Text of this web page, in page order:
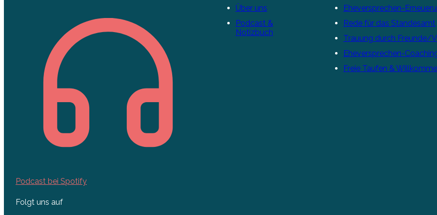
Podcast bei Spotify
Folgt uns auf
Über uns
Podcast &
Notizbuch
Eheversprechen-
Rede für das Standesamt
Trauung durch Freunde/
Eheversprechen-
Freie Taufen &